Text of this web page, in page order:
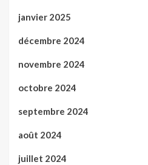
janvier 2025
décembre 2024
novembre 2024
octobre 2024
septembre 2024
août 2024
juillet 2024